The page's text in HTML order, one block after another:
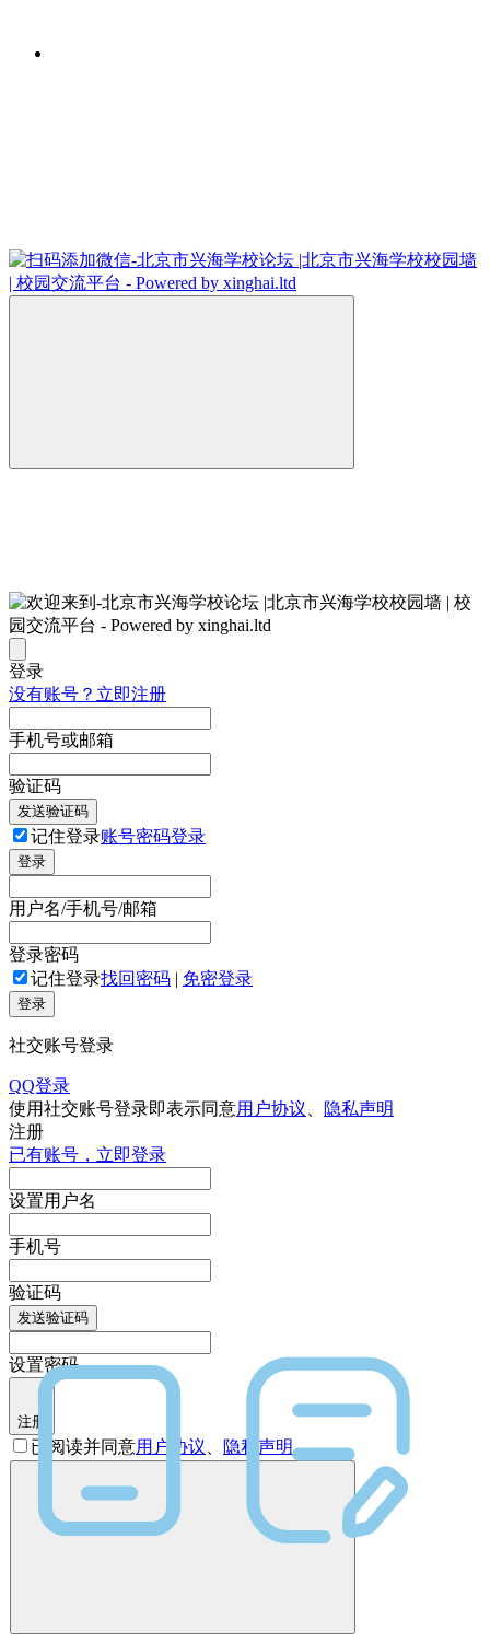
登录
没有账号？立即注册
手机号或邮箱
验证码
发送验证码
记住登录账号密码登录
登录
用户名/手机号/邮箱
登录密码
记住登录找回密码 | 免密登录
登录
社交账号登录
QQ登录
使用社交账号登录即表示同意用户协议
隐私声明
注册
已有账号，立即登录
设置用户名
手机号
验证码
发送验证码
设置密码
注册
已阅读并同意用户协议 隐私声明